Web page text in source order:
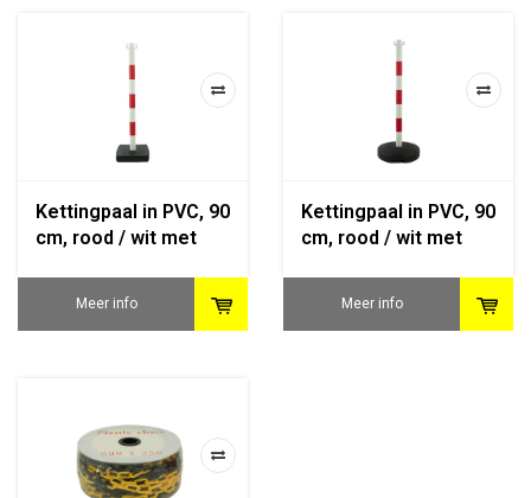
Kettingpaal in PVC, 90
cm, rood / wit met
Meer info
Kettingpaal in PVC, 90
cm, rood / wit met
Meer info